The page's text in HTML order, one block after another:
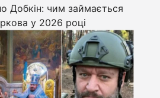
Добкін: чим займається
у 2026 році